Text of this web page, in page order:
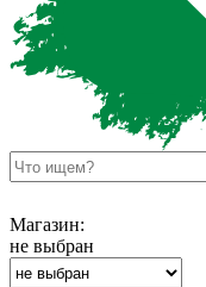
Магазин:
не выбран